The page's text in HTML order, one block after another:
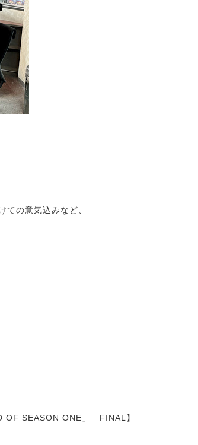
の意気込みなど、
OF SEASON ONE」 FINAL】